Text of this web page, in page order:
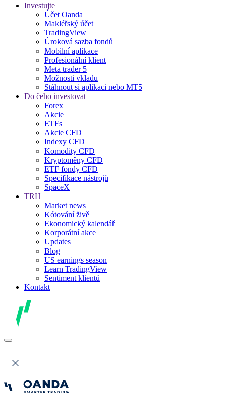
Investujte
Účet Oanda
Makléřský účet
TradingView
Úroková sazba fondů
Mobilní aplikace
Profesionální klient
Meta trader 5
Možnosti vkladu
Stáhnout si aplikaci nebo MT5
Do čeho investovat
Forex
Akcie
ETFs
Akcie CFD
Indexy CFD
Komodity CFD
Kryptoměny CFD
ETF fondy CFD
Specifikace nástrojů
SpaceX
TRH
Market news
Kótování živě
Ekonomický kalendář
Korporátní akce
Updates
Blog
US earnings season
Learn TradingView
Sentiment klientů
Kontakt